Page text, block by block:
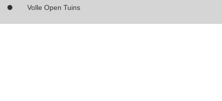
Volle Open Tuins